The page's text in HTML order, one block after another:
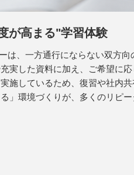
が高まる"学習体験
は、一方通行にならない双方向
実した資料に加え、ご希望に
施しているため、復習や社内
」環境づくりが、多くのリピ